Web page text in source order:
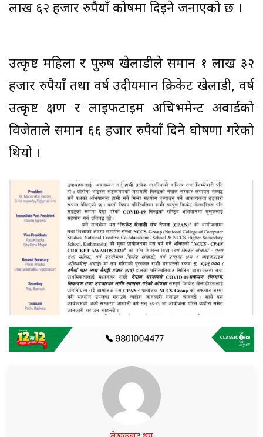
लाख ६२ हजार रुपैयाँ कोषमा दिइने जनाएको छ ।
उत्कृष्ट महिला र पुरुष खेलाडीले समान १ लाख ३२
हजार रुपैयाँ तथा वर्ष उदीयमान क्रिकेट खेलाडी, वर्ष
उत्कृष्ट क्षण र लाइफटाइम अचिभमेन्ट अवार्डको
विजेताले समान ६६ हजार रुपैयाँ दिने घोषणा गरेको
थियो ।